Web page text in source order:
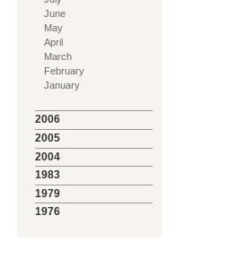
June
May
April
March
February
January
2006
2005
2004
1983
1979
1976